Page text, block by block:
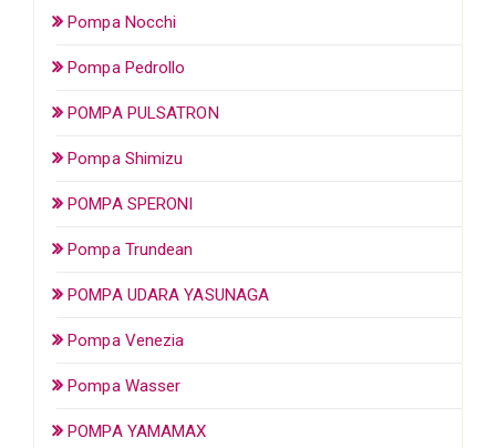
Pompa Nocchi
Pompa Pedrollo
POMPA PULSATRON
Pompa Shimizu
POMPA SPERONI
Pompa Trundean
POMPA UDARA YASUNAGA
Pompa Venezia
Pompa Wasser
POMPA YAMAMAX